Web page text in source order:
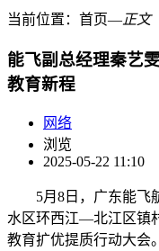
当前位置： 首页―正文
能飞副总经理秦艺
教育新程
网络
浏览
2025-05-22 11:10
5月8日，广东能飞航
水区环西江—北江区镇
教育扩优提质行动大会